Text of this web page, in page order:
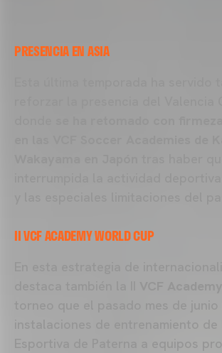
PRESENCIA EN ASIA
II VCF ACADEMY WORLD CUP